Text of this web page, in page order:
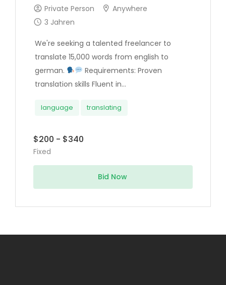
Private Person
Anywhere
3 Jahren
We're seeking a talented freelancer to
translate 15,000 words from english to
german.
Requirements: Proven
translation skills Fluent in...
language translating
$200 - $340
Fixed
Bid Now